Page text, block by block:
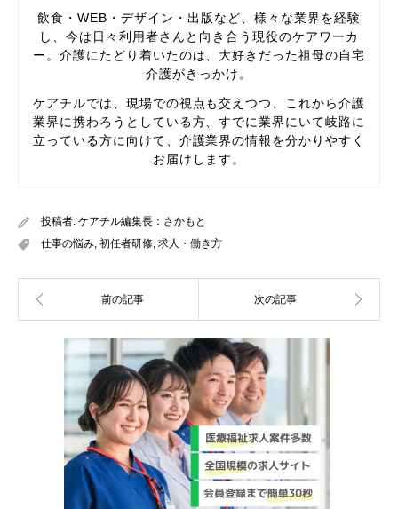
飲食・WEB・デザイン・出版など、様々な業界を経験
し、今は日々利用者さんと向き合う現役のケアワーカ
ー。介護にたどり着いたのは、大好きだった祖母の自宅
介護がきっかけ。
ケアチルでは、現場での視点も交えつつ、これから介護
業界に携わろうとしている方、すでに業界にいて岐路に
立っている方に向けて、介護業界の情報を分かりやすく
お届けします。
投稿者: ケアチル編集長：さかもと
仕事の悩み, 初任者研修, 求人・働き方